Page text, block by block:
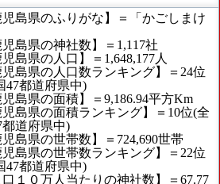
児島県のふりがな】＝「かごしまけ
児島県の神社数】＝1,117社
児島県の人口】＝1,648,177人
児島県の人口数ランキング】＝24位
47都道府県中)
児島県の面積】＝9,186.94平方Km
児島県の面積ランキング】＝10位(全
都道府県中)
児島県の世帯数】＝724,690世帯
児島県の世帯数ランキング】＝22位
47都道府県中)
口１０万人当たりの神社数】＝67.77